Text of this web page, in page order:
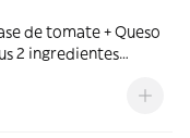
de tomate + Queso
2 ingredientes
Strippers, 6 piezas de